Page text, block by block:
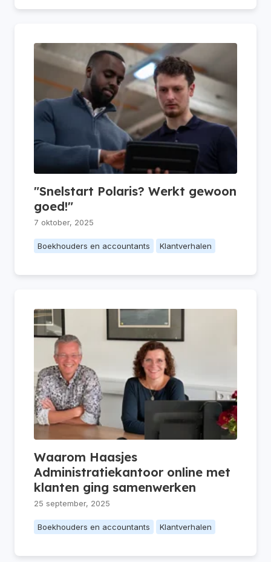
"Snelstart Polaris? Werkt gewoon
goed!"
7 oktober, 2025
Boekhouders en accountants Klantverhalen
Waarom Haasjes
Administratiekantoor online met
klanten ging samenwerken
25 september, 2025
Boekhouders en accountants Klantverhalen